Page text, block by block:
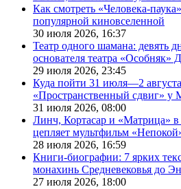
Как смотреть «Человека-
популярной киновселенной
30 июля 2026, 16:37
Театр одного шамана: девять
основателя театра «Особняк»
29 июля 2026, 23:45
Куда пойти 31 июля—2
«Пространственный сдвиг»
31 июля 2026, 08:00
Линч, Кортасар и «Матрица»
цепляет мультфильм
28 июля 2026, 16:59
Книги-биографии: 7 ярких
монахинь Средневековья до
27 июля 2026, 18:00